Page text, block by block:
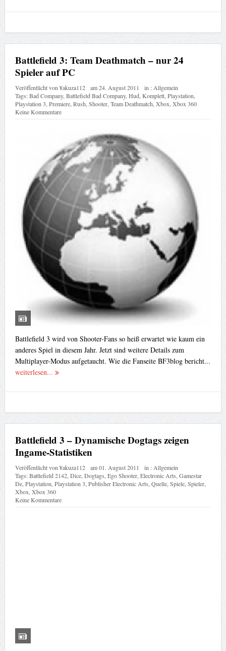
Battlefield 3: Team Deathmatch – nur 24
Spieler auf PC
Veröffentlicht von¥akuza112 am24. August 2011 in : Allgemein
Tags:Bad Company, Battlefield Bad Company, Hud, Komplett, Playstation
Playstation 3 Premiere, Rush Shooter, Team Deathmatch Xbox Xbox 360
Keine Kommentare
Battlefield 3 wird von Shooter-Fans so heiß erwartet wie kaum ein
anderes Spiel in diesem Jahr. Jetzt sind weitere Details zum
Multiplayer-Modus aufgetaucht. Wie die Fanseite BF3blog bericht...
weiterlesen...
Battlefield 3 – Dynamische Dogtags zeigen
Ingame-Statistiken
Veröffentlicht von¥akuza112 am01. August 2011 in : Allgemein
Tags:Battlefield 2142, Dice, Dogtags Ego Shooter, Electronic Arts Gamestar
De, Playstation Playstation 3 Publisher Electronic Arts Quelle, Spiele, Spieler,
Xbox Xbox 360
Keine Kommentare